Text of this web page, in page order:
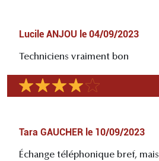
Lucile ANJOU le 04/09/2023
Techniciens vraiment bon
Tara GAUCHER le 10/09/2023
Échange téléphonique bref, mais